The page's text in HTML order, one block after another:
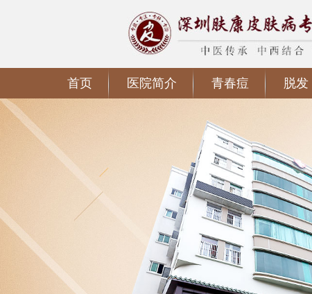
首页 医院简介 青春痘 脱发